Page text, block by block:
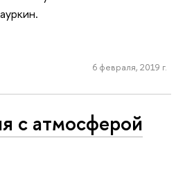
6 февраля, 2019 г.
с атмосферой